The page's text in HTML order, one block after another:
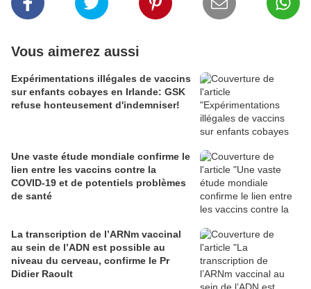
Vous aimerez aussi
Expérimentations illégales de vaccins
sur enfants cobayes en Irlande: GSK
refuse honteusement d'indemniser!
Une vaste étude mondiale confirme le
lien entre les vaccins contre la
COVID-19 et de potentiels problèmes
de santé
La transcription de l’ARNm vaccinal
au sein de l’ADN est possible au
niveau du cerveau, confirme le Pr
Didier Raoult